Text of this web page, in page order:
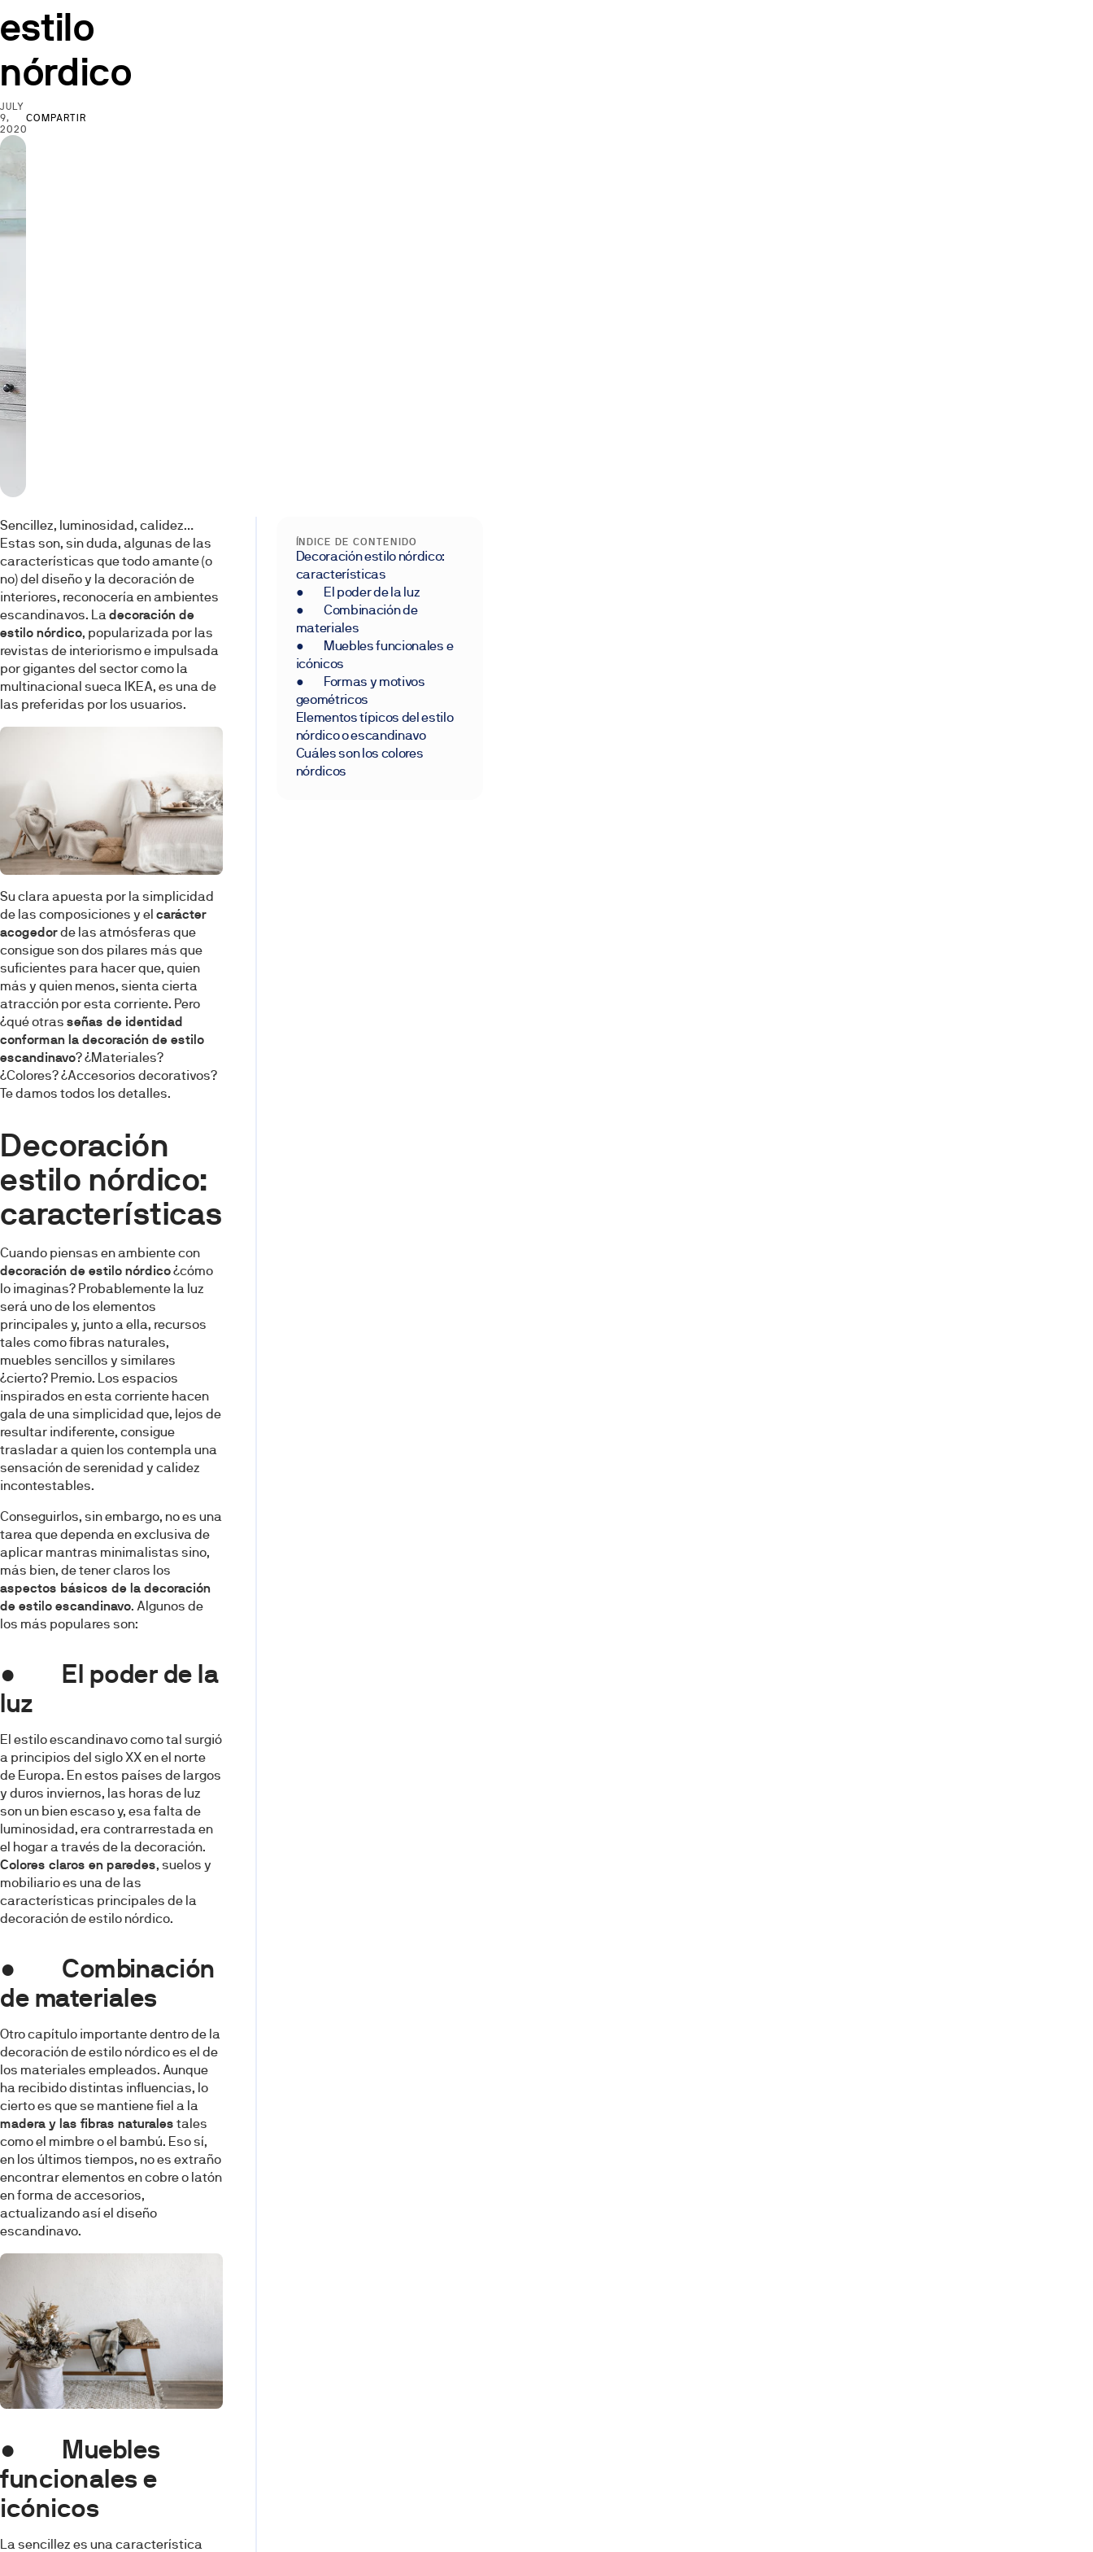
estilo
nórdico
JULY
9,
2020
COMPARTIR
Sencillez, luminosidad, calidez…
Estas son, sin duda, algunas de las
características que todo amante (o
no) del diseño y la decoración de
interiores, reconocería en ambientes
escandinavos. Ladecoración de
estilo nórdico, popularizada por las
revistas de interiorismo e impulsada
por gigantes del sector como la
multinacional sueca IKEA, es una de
las preferidas por los usuarios.
Su clara apuesta por la simplicidad
de las composiciones y el carácter
acogedorde las atmósferas que
consigue son dos pilares más que
suficientes para hacer que, quien
más y quien menos, sienta cierta
atracción por esta corriente. Pero
¿qué otras señas de identidad
conforman la decoración de estilo
escandinavo? ¿Materiales?
¿Colores? ¿Accesorios decorativos?
Te damos todos los detalles.
Decoración
estilo nórdico:
características
Cuando piensas en ambiente con
decoración de estilo nórdico¿cómo
lo imaginas? Probablemente la luz
será uno de los elementos
principales y, junto a ella, recursos
tales como fibras naturales,
muebles sencillos y similares
¿cierto? Premio. Los espacios
inspirados en esta corriente hacen
gala de una simplicidad que, lejos de
resultar indiferente, consigue
trasladar a quien los contempla una
sensación de serenidad y calidez
incontestables.
Conseguirlos, sin embargo, no es una
tarea que dependa en exclusiva de
aplicar mantras minimalistas sino,
más bien, de tener claros los
aspectos básicos de la decoración
de estilo escandinavo. Algunos de
los más populares son:
● El poder de la
luz
El estilo escandinavo como tal surgió
a principios del siglo XX en el norte
de Europa. En estos países de largos
y duros inviernos, las horas de luz
son un bien escaso y, esa falta de
luminosidad, era contrarrestada en
el hogar a través de la decoración.
Colores claros en paredes, suelos y
mobiliario es una de las
características principales de la
decoración de estilo nórdico.
● Combinación
de materiales
Otro capítulo importante dentro de la
decoración de estilo nórdico es el de
los materiales empleados. Aunque
ha recibido distintas influencias, lo
cierto es que se mantiene fiel a la
madera y las fibras naturales tales
como el mimbre o el bambú. Eso sí,
en los últimos tiempos, no es extraño
encontrar elementos en cobre o latón
en forma de accesorios,
actualizando así el diseño
escandinavo.
● Muebles
funcionales e
icónicos
La sencillez es una característica
ÍNDICE DE CONTENIDO
Decoración estilo nórdico:
características
● El poder de la luz
● Combinación de
materiales
● Muebles funcionales e
icónicos
● Formas y motivos
geométricos
Elementos típicos del estilo
nórdico o escandinavo
Cuáles son los colores
nórdicos